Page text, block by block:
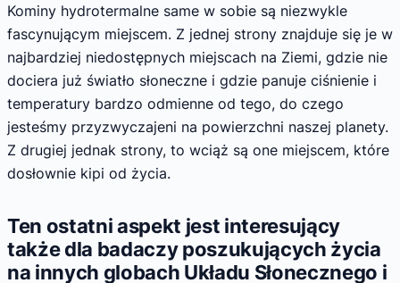
Kominy hydrotermalne same w sobie są niezwykle
fascynującym miejscem. Z jednej strony znajduje się je w
najbardziej niedostępnych miejscach na Ziemi, gdzie nie
dociera już światło słoneczne i gdzie panuje ciśnienie i
temperatury bardzo odmienne od tego, do czego
jesteśmy przyzwyczajeni na powierzchni naszej planety.
Z drugiej jednak strony, to wciąż są one miejscem, które
dosłownie kipi od życia.
Ten ostatni aspekt jest interesujący
także dla badaczy poszukujących życia
na innych globach Układu Słonecznego i